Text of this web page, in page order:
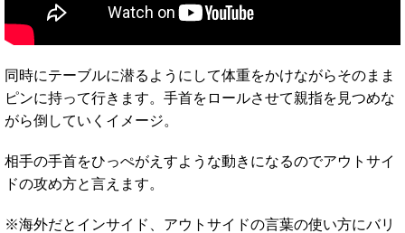
同時にテーブルに潜るようにして体重をかけながらそのまま
ピンに持って行きます。手首をロールさせて親指を見つめな
がら倒していくイメージ。
相手の手首をひっぺがえすような動きになるのでアウトサイ
ドの攻め方と言えます。
※海外だとインサイド、アウトサイドの言葉の使い方にバリ